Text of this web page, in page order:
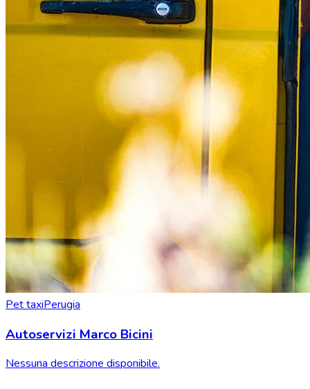
Pet taxiPerugia
Autoservizi Marco Bicini
Nessuna descrizione disponibile.